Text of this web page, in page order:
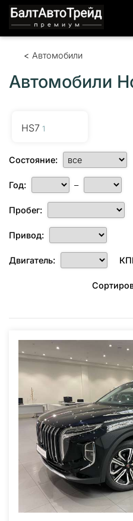
Автомобили
Автомобили
HS7 1
Состояние:
Год: –
Пробег:
Привод:
Двигатель: